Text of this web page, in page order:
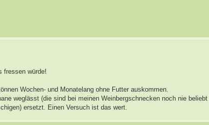
fressen würde!
Wochen- und Monatelang ohne Futter auskommen.
weglässt (die sind bei meinen Weinbergschnecken noch nie beliebt
ersetzt. Einen Versuch ist das wert.